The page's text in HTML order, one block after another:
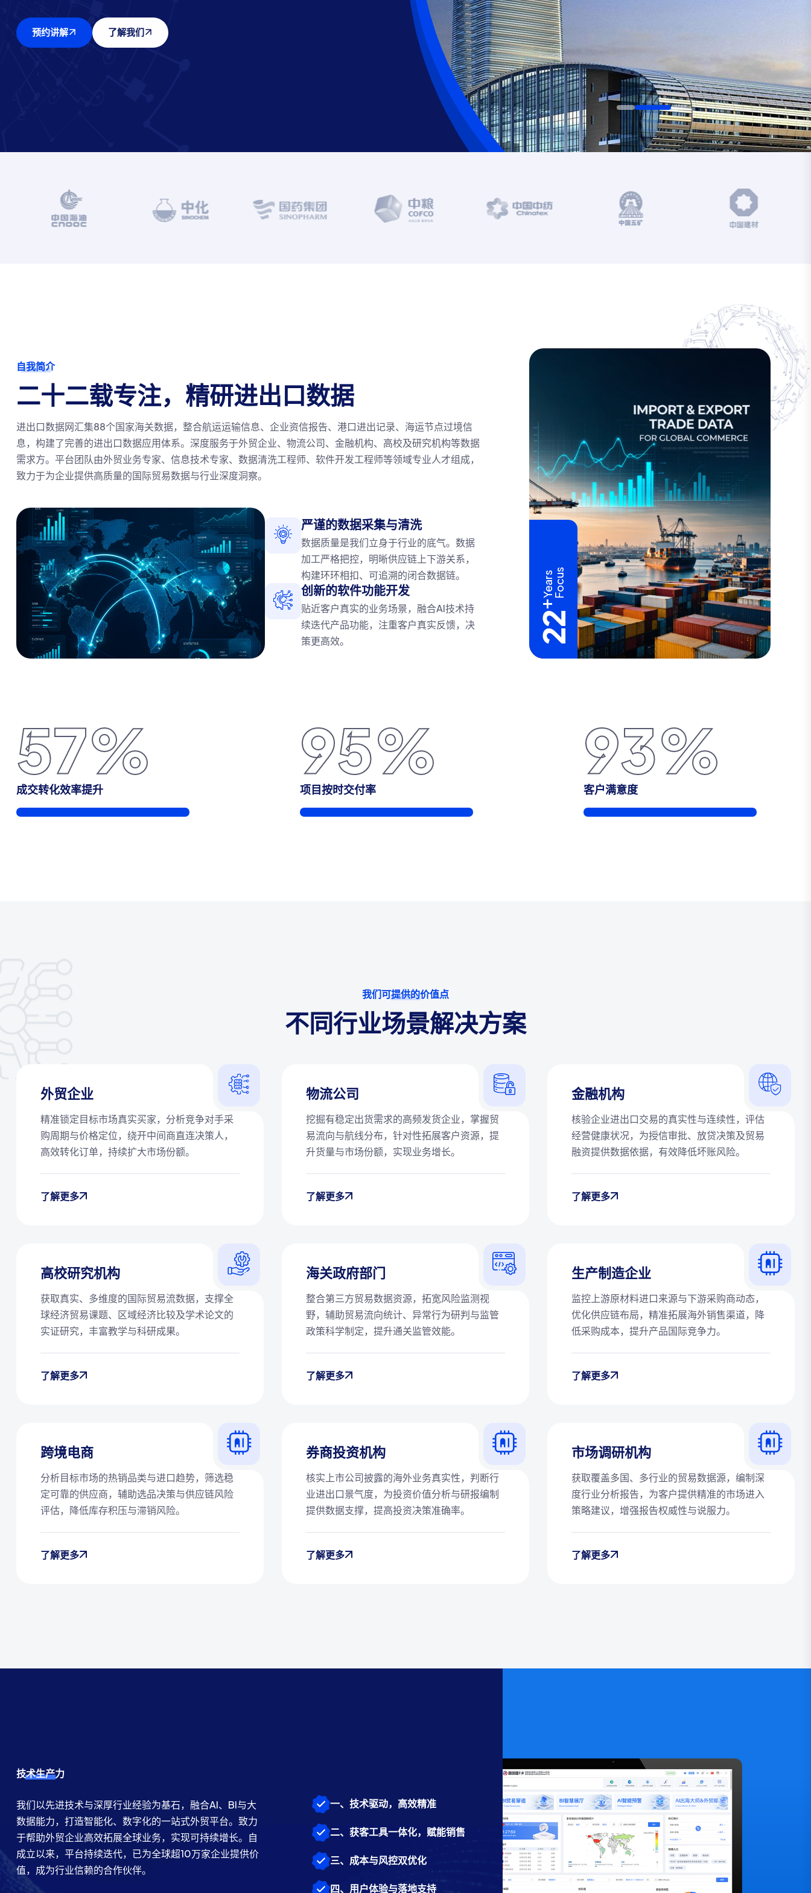
预约讲解 了解我们
预约讲解 了解我们
预约讲解 了解我们
22
+
YearsFocus
自我简介
二十二载专注，精研进出口数据
进出口数据网汇集88个国家海关数据，整合航运运输信息、企业资信报告、港口进出记录、海运节点过境信
息，构建了完善的进出口数据应用体系。深度服务于外贸企业、物流公司、金融机构、高校及研究机构等数据
需求方。平台团队由外贸业务专家、信息技术专家、数据清洗工程师、软件开发工程师等领域专业人才组成，
致力于为企业提供高质量的国际贸易数据与行业深度洞察。
严谨的数据采集与清洗
数据质量是我们立身于行业的底气。数据
加工严格把控，明晰供应链上下游关系，
构建环环相扣、可追溯的闭合数据链。
创新的软件功能开发
贴近客户真实的业务场景，融合AI技术持
续迭代产品功能，注重客户真实反馈，决
策更高效。
60%
成交转化效率提升
100%
项目按时交付率
98%
客户满意度
我们可提供的价值点
不同行业场景解决方案
外贸企业
精准锁定目标市场真实买家，分析竞争对手采
购周期与价格定位，绕开中间商直连决策人，
高效转化订单，持续扩大市场份额。
了解更多
物流公司
挖掘有稳定出货需求的高频发货企业，掌握贸
易流向与航线分布，针对性拓展客户资源，提
升货量与市场份额，实现业务增长。
了解更多
金融机构
核验企业进出口交易的真实性与连续性，评估
经营健康状况，为授信审批、放贷决策及贸易
融资提供数据依据，有效降低坏账风险。
了解更多
高校研究机构
获取真实、多维度的国际贸易流数据，支撑全
球经济贸易课题、区域经济比较及学术论文的
实证研究，丰富教学与科研成果。
了解更多
海关政府部门
整合第三方贸易数据资源，拓宽风险监测视
野，辅助贸易流向统计、异常行为研判与监管
政策科学制定，提升通关监管效能。
了解更多
生产制造企业
监控上游原材料进口来源与下游采购商动态，
优化供应链布局，精准拓展海外销售渠道，降
低采购成本，提升产品国际竞争力。
了解更多
跨境电商
分析目标市场的热销品类与进口趋势，筛选稳
定可靠的供应商，辅助选品决策与供应链风险
评估，降低库存积压与滞销风险。
了解更多
券商投资机构
核实上市公司披露的海外业务真实性，判断行
业进出口景气度，为投资价值分析与研报编制
提供数据支撑，提高投资决策准确率。
了解更多
市场调研机构
获取覆盖多国、多行业的贸易数据源，编制深
度行业分析报告，为客户提供精准的市场进入
策略建议，增强报告权威性与说服力。
了解更多
技术生产力
我们以先进技术与深厚行业经验为基石，融合AI、BI与大
数据能力，打造智能化、数字化的一站式外贸平台。致力
于帮助外贸企业高效拓展全球业务，实现可持续增长。自
成立以来，平台持续迭代，已为全球超10万家企业提供价
值，成为行业信赖的合作伙伴。
一、技术驱动，高效精准
二、获客工具一体化，赋能销售
三、成本与风控双优化
四、用户体验与落地支持